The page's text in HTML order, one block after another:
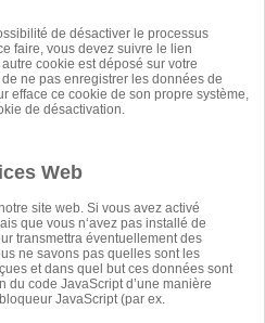
de désactiver le processus
faire, vous devez suivre le lien
cookie est déposé sur votre
ne pas enregistrer les données de
efface ce cookie de son propre système,
de désactivation.
Web
site web. Si vous avez activé
que vous n‘avez pas installé de
transmettra éventuellement des
ne savons pas quelles sont les
et dans quel but ces données sont
du code JavaScript d’une manière
JavaScript (par ex.